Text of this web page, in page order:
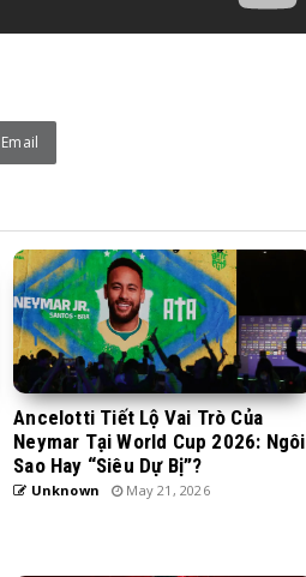
Email
Ancelotti Tiết Lộ Vai Trò Của
Neymar Tại World Cup 2026: Ngôi
Sao Hay “Siêu Dự Bị”?
Unknown May 21, 2026